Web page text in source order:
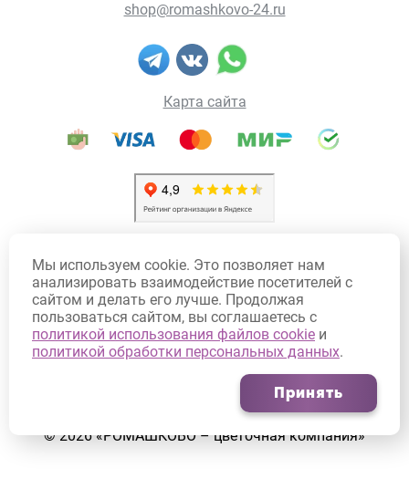
shop@romashkovo-24.ru
Карта сайта
Политика использования Cookie
Договор оферты
Согласие на обработку персональных данных
Согласие на получение рекламных рассылок
©2026«РОМАШКОВО – цветочная компания»
Мы используем cookie. Это позволяет нам
анализировать взаимодействие посетителей с
сайтом и делать его лучше. Продолжая
пользоваться сайтом, вы соглашаетесь с
политикой использования файлов cookie и
политикой обработки персональных данных.
Принять